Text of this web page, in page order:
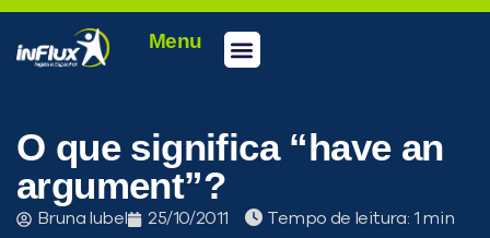
Menu
O que significa “have an
argument”?
Bruna Iubel 25/10/2011 Tempo de leitura: